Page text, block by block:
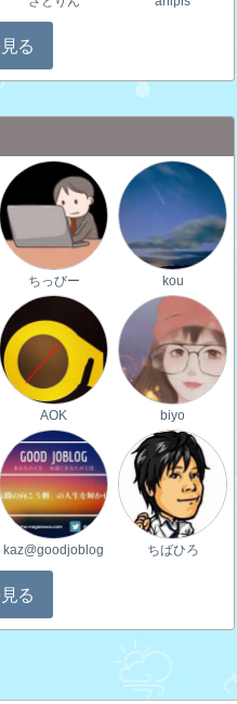
る
ちっびー kou
AOK biyo
kaz@goodjoblog ちばひろ
る